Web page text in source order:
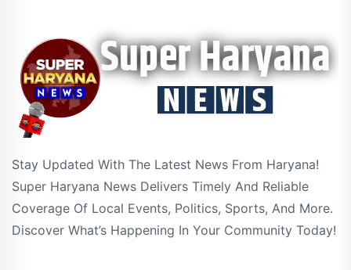
Stay Updated With The Latest News From Haryana!
Super Haryana News Delivers Timely And Reliable
Coverage Of Local Events, Politics, Sports, And More.
Discover What’s Happening In Your Community Today!